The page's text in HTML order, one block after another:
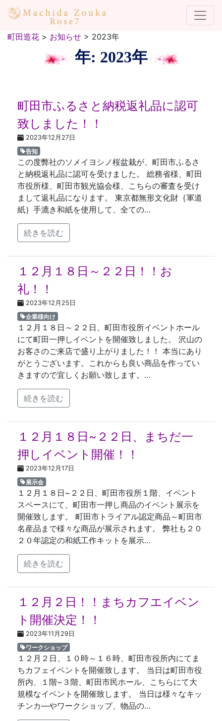
町田造花 > お知らせ > 2023年
年: 2023年
町田市ふるさと納税返礼品に認可
致しました！！
2023年12月27日
告知
この度弊社のソメイヨシノ桜盆栽が、町田市ふるさ
と納税返礼品に認可を受けました。 総務省様、町田
市役所様、町田市観光協会様、こちらの審査を受け
まして返礼品になります。 東京都無形文化財｛軍道
紙｝手漉き和紙を使用して、全ての…
続きを読む
１２月１８日～２２日！！お
礼！！
2023年12月25日
企業様向け
１２月１８日～２２日、町田市役所イベントホール
にて町田一押しイベントを開催致しました。 沢山の
お客さのご来店で盛り上がりました！！ 本当にあり
がとうございます。これからも良い商品を作ってい
きますので宜しくお願い致します。…
続きを読む
１２月１８日~２２日、まちだ一
押しイベント開催！！
2023年12月17日
展示会
１２月１８日~２２日、町田市役所１階、イベント
スペースにて、町田市一押し商品のイベント展示を
開催致します。 町田市トライアル認定商品～町田市
名産品まで様々な商品が展示されます。 弊社も２０
２０年認定の和紙工作キットを展示…
続きを読む
１２月２日！！まちカフエイベン
ト開催決定！！
2023年11月29日
ワークショップ
１２月２日、１０時～１６時、町田市役所内にてま
ちカフェイベントを開催致します。 当日は町田市役
所内、１階~３階、町田市民ホール、こちらにて大
規模なイベントを開催致します。 当日は様々なキッ
チンカ―やワークショップ、物品の…